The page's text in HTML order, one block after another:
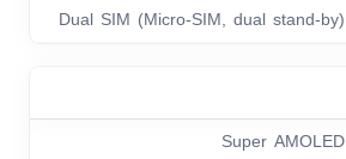
Dual SIM (Micro-SIM, dual stand-by)
Super AMOLED